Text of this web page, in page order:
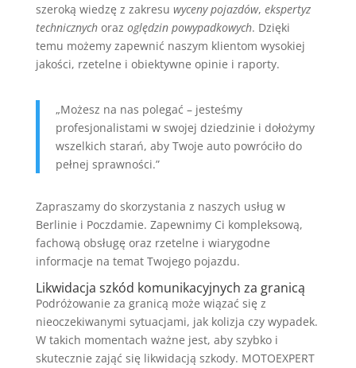
szeroką wiedzę z zakresu wyceny pojazdów, ekspertyz
technicznychoraz oględzin powypadkowych. Dzięki
temu możemy zapewnić naszym klientom wysokiej
jakości, rzetelne i obiektywne opinie i raporty.
„Możesz na nas polegać – jesteśmy
profesjonalistami w swojej dziedzinie i dołożymy
wszelkich starań, aby Twoje auto powróciło do
pełnej sprawności.”
Zapraszamy do skorzystania z naszych usług w
Berlinie i Poczdamie. Zapewnimy Ci kompleksową,
fachową obsługę oraz rzetelne i wiarygodne
informacje na temat Twojego pojazdu.
Likwidacja szkód komunikacyjnych za granicą
Podróżowanie za granicą może wiązać się z
nieoczekiwanymi sytuacjami, jak kolizja czy wypadek.
W takich momentach ważne jest, aby szybko i
skutecznie zająć się likwidacją szkody. MOTOEXPERT